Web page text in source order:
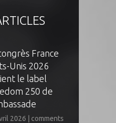
France
Unis 2026
le label
250 de
2026 | comments